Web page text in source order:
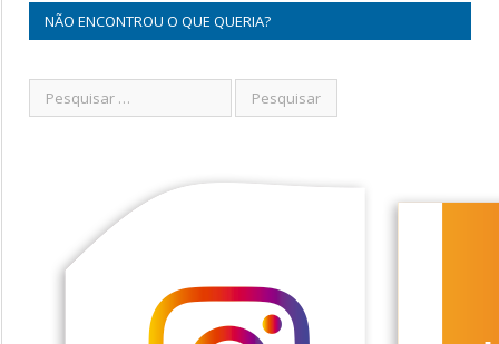
NÃO ENCONTROU O QUE QUERIA?